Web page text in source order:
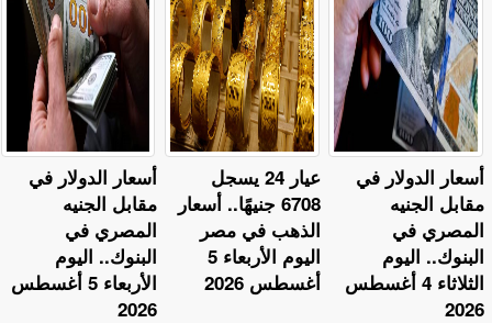
أسعار الدولار في
مقابل الجنيه
المصري في
البنوك.. اليوم
الأربعاء 5 أغسطس
2026
عيار 24 يسجل
6708 جنيهًا.. أسعار
الذهب في مصر
اليوم الأربعاء 5
أغسطس 2026
أسعار الدولار في
مقابل الجنيه
المصري في
البنوك.. اليوم
الثلاثاء 4 أغسطس
2026